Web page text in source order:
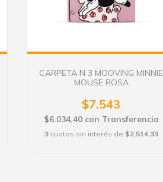
CARPETA N 3 MOOVING MINNIE
MOUSE ROSA
$7.543
$6.034,40 con Transferencia
3 cuotas sin interés de $2.514,33